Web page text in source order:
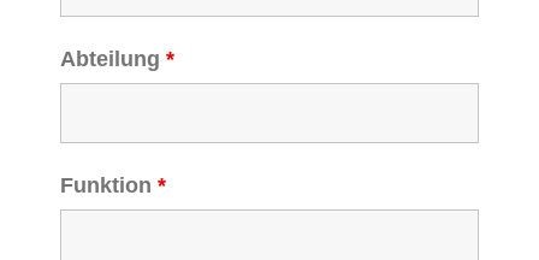
Abteilung *
Funktion *